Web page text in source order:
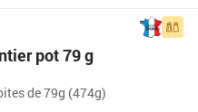
pot 79 g
de 79g (474g)